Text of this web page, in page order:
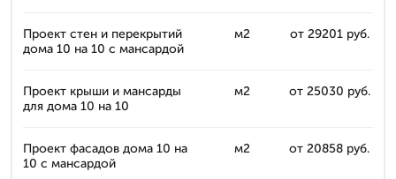
Проект стен и перекрытий
дома 10 на 10 с мансардой
м2 от 29201 руб.
Проект крыши и мансарды
для дома 10 на 10
м2 от 25030 руб.
Проект фасадов дома 10 на
10 с мансардой
м2 от 20858 руб.